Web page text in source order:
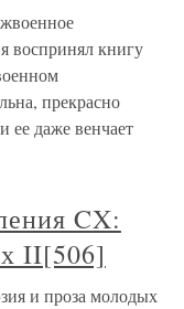
воспринял книгу
прекрасно
ее даже венчает
CX:
II[506]
и проза молодых